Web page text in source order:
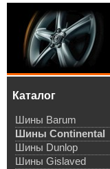
Каталог
Шины Barum
Шины Continental
Шины Dunlop
Шины Gislaved